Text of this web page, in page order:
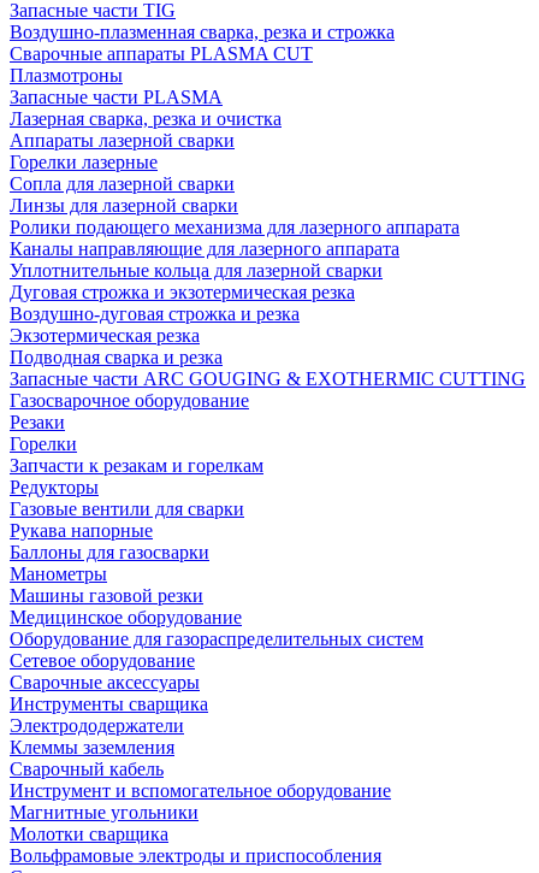
Запасные части TIG
Воздушно-плазменная сварка, резка и строжка
Сварочные аппараты PLASMA CUT
Плазмотроны
Запасные части PLASMA
Лазерная сварка, резка и очистка
Аппараты лазерной сварки
Горелки лазерные
Сопла для лазерной сварки
Линзы для лазерной сварки
Ролики подающего механизма для лазерного аппарата
Каналы направляющие для лазерного аппарата
Уплотнительные кольца для лазерной сварки
Дуговая строжка и экзотермическая резка
Воздушно-дуговая строжка и резка
Экзотермическая резка
Подводная сварка и резка
Запасные части ARC GOUGING & EXOTHERMIC CUTTING
Газосварочное оборудование
Резаки
Горелки
Запчасти к резакам и горелкам
Редукторы
Газовые вентили для сварки
Рукава напорные
Баллоны для газосварки
Манометры
Машины газовой резки
Медицинское оборудование
Оборудование для газораспределительных систем
Сетевое оборудование
Сварочные аксессуары
Инструменты сварщика
Электрододержатели
Клеммы заземления
Сварочный кабель
Инструмент и вспомогательное оборудование
Магнитные угольники
Молотки сварщика
Вольфрамовые электроды и приспособления